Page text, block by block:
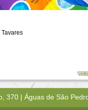
Tavares
370 | Águas de São